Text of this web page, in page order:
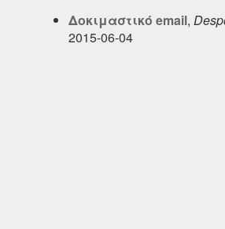
Δοκιμαστικό email,
2015-06-04